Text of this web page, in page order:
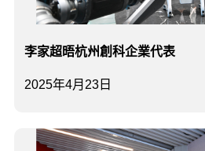
2025年4月23日
李家超晤杭州創科企業代表